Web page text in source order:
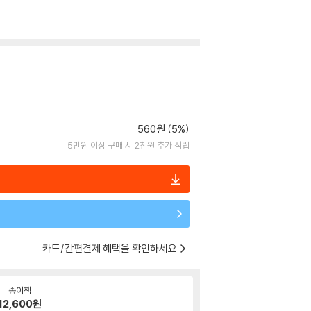
560원 (5%)
5만원 이상 구매 시 2천원 추가 적립
카드/간편결제 혜택을 확인하세요
종이책
원